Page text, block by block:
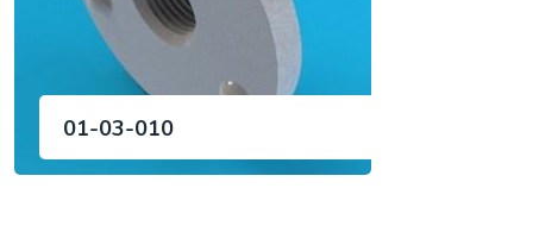
01-03-010